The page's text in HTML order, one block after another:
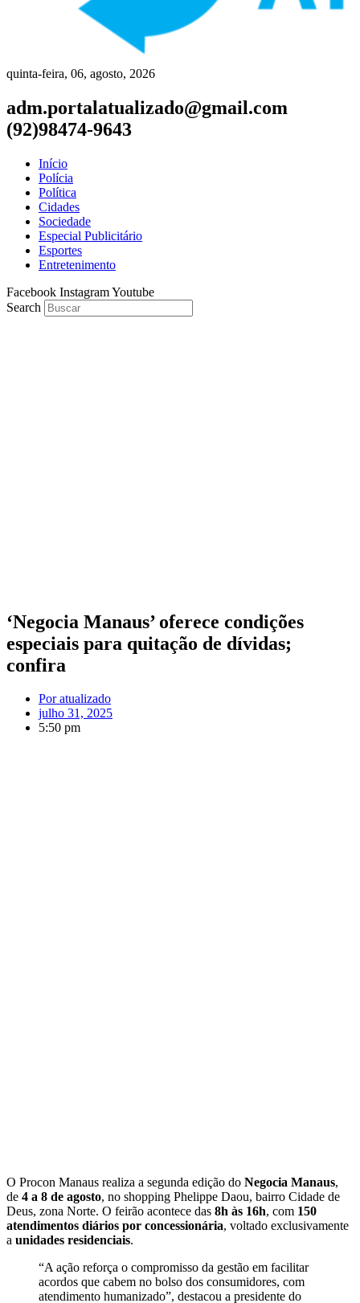
quinta-feira, 06, agosto, 2026
adm.portalatualizado@gmail.com
(92)98474-9643
Início
Polícia
Política
Cidades
Sociedade
Especial Publicitário
Esportes
Entretenimento
Facebook InstagramYoutube
Search
‘Negocia Manaus’ oferece condições
especiais para quitação de dívidas;
confira
Poratualizado
julho 31, 2025
5:50 pm
O Procon Manaus realiza a segunda edição do Negocia Manaus,
de 4 a 8 de agosto, no shopping Phelippe Daou, bairro Cidade de
Deus, zona Norte. O feirão acontece das 8h às 16h, com 150
atendimentos diários por concessionária, voltado exclusivamente
a unidades residenciais.
“A ação reforça o compromisso da gestão em facilitar
acordos que cabem no bolso dos consumidores, com
atendimento humanizado”, destacou a presidente do